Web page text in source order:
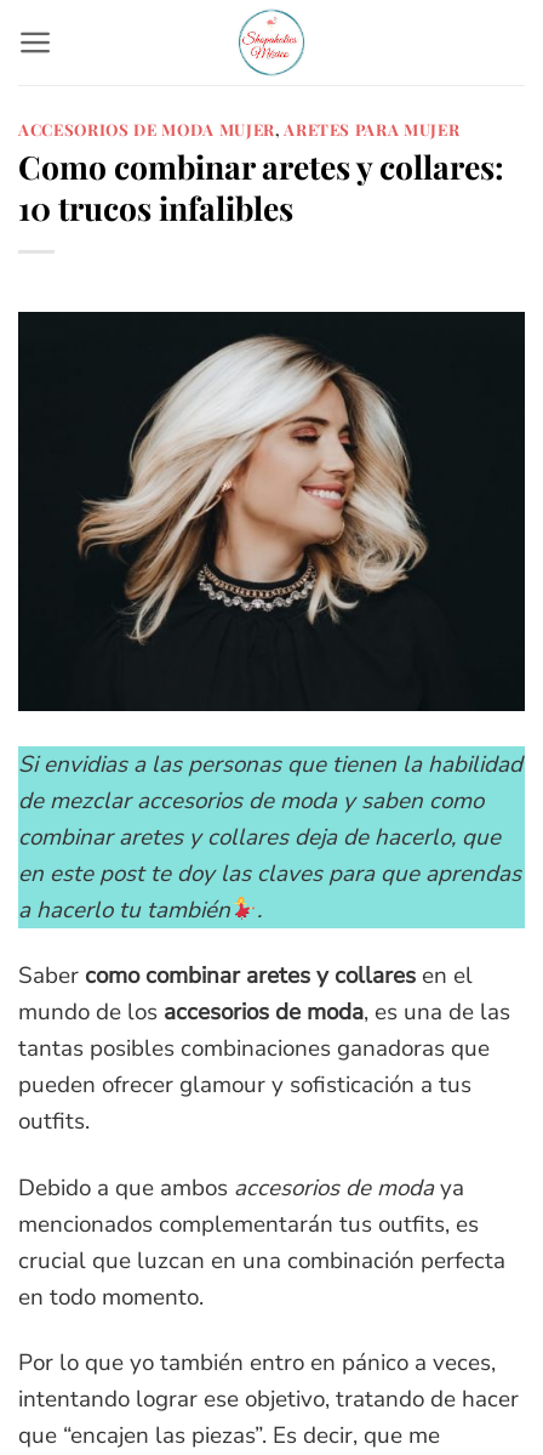
ACCESORIOS DE MODA MUJER, ARETES PARA MUJER
Como combinar aretes y collares:
10 trucos infalibles
Si envidias a las personas que tienen la habilidad
de mezclar accesorios de moda y saben como
combinar aretes y collares deja de hacerlo, que
en este post te doy las claves para que aprendas
a hacerlo tu también
.
Saber como combinar aretes y collares en el
mundo de los accesorios de moda, es una de las
tantas posibles combinaciones ganadoras que
pueden ofrecer glamour y sofisticación a tus
outfits.
Debido a que ambos accesorios de modaya
mencionados complementarán tus outfits, es
crucial que luzcan en una combinación perfecta
en todo momento.
Por lo que yo también entro en pánico a veces,
intentando lograr ese objetivo, tratando de hacer
que “encajen las piezas”. Es decir, que me